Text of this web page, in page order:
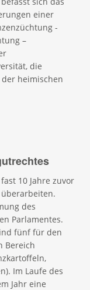
einer
-
–
die
heimischen
10 Jahre zuvor
des
Parlamentes.
fünf für den
Bereich
Im Laufe des
Jahr eine